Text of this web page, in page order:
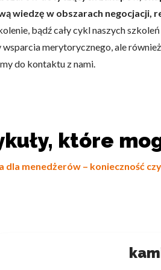
wiedzę w obszarach
bądź cały cykl naszych
wsparcia merytorycznego, ale
do kontaktu z nami.
które
dla menedżerów – konieczność
Niezbędne
Niezbędne pliki cookie mają
np. preferowany język lub